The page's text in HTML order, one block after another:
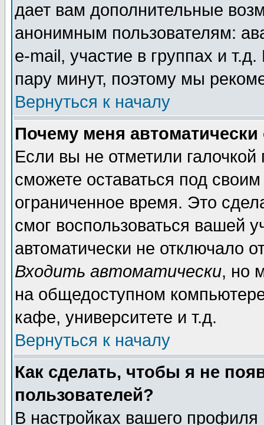
дает вам дополнительные
анонимным пользователям:
e-mail, участие в группах и
пару минут, поэтому мы
Вернуться к началу
Почему меня автоматически
Если вы не отметили галочкой
сможете оставаться под
ограниченное время. Это
смог воспользоваться вашей
автоматически не отключало
Входить автоматически, но
на общедоступном
кафе, университете и т.д.
Вернуться к началу
Как сделать, чтобы я не
пользователей?
В настройках вашего